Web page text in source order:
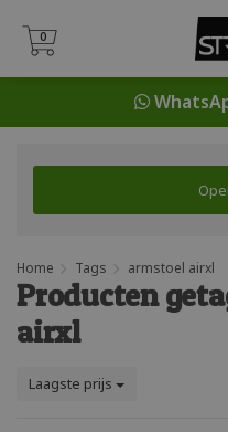
0
0
Home Tags armstoel airxl
Producten
airxl
Laagste prijs